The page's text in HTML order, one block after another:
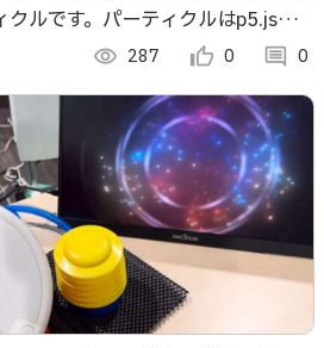
クルです。パーティクルはp5.jsで
向けて試作していたものです。
visibility 287 thumb_up_alt 0 comment 0